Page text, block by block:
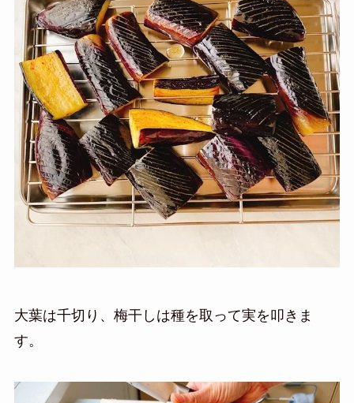
大葉は千切り、梅干しは種を取って実を叩きま
す。